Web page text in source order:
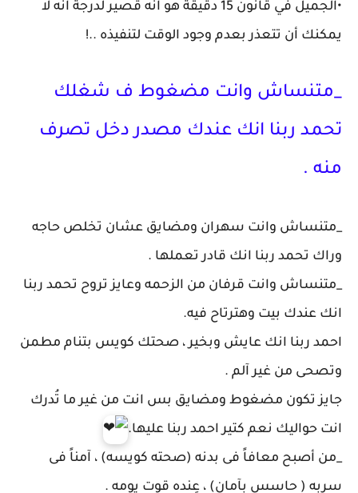
•الجميل في قانون 15 دقيقة هو انه قصير لدرجة انه لا
يمكنك أن تتعذر بعدم وجود الوقت لتنفيذه ..!
_متنساش وانت مضغوط ف شغلك
تحمد ربنا انك عندك مصدر دخل تصرف
منه .
_متنساش وانت سهران ومضايق عشان تخلص حاجه
وراك تحمد ربنا انك قادر تعملها .
_متنساش وانت قرفان من الزحمه وعايز تروح تحمد ربنا
انك عندك بيت وهترتاح فيه.
احمد ربنا انك عايش وبخير ، صحتك كويس بتنام مطمن
وتصحى من غير آلم .
جايز تكون مضغوط ومضايق بس انت من غير ما تُدرك
انت حواليك نعم كتير احمد ربنا عليها.
_من أصبح معافاً فى بدنه (صحته كويسه) ، آمناً فى
سربه ( حاسس بآمان) ، عِنده قوت يومه .